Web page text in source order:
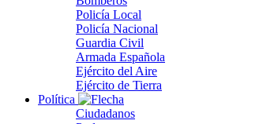
Policía Local
Policía Nacional
Guardia Civil
Armada Española
Ejército del Aire
Ejército de Tierra
Política
Ciudadanos